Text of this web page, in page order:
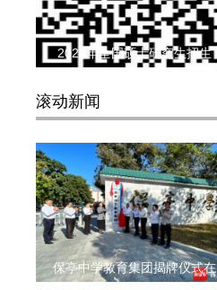
2024年全国硕士研究生招生
滚动新闻
保亭中学教育集团揭牌仪式在